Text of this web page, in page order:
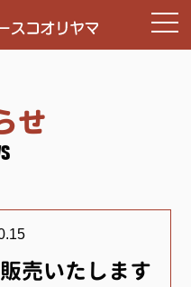
せ
売いたします